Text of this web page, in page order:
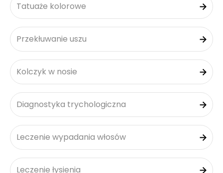
Tatuaże kolorowe
Przekłuwanie uszu
Kolczyk w nosie
Diagnostyka trychologiczna
Leczenie wypadania włosów
Leczenie łysienia